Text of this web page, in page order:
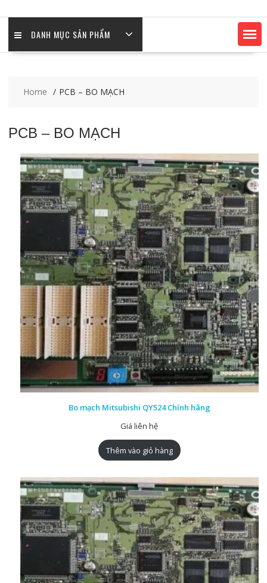
DANH MỤC SẢN PHẨM
Home PCB – BO MẠCH
PCB – BO MẠCH
Bo mạch Mitsubishi QY524 Chính hãng
Giá liên hệ
Thêm vào giỏ hàng